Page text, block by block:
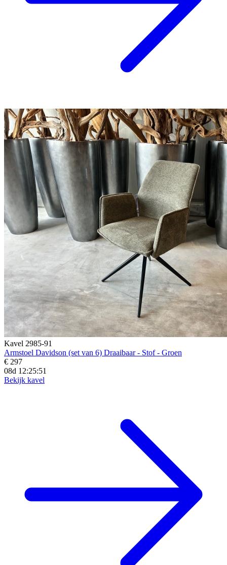
Kavel 2985-91
Armstoel Davidson (set van 6) Draaibaar - Stof - Groen
€ 297
08d 12:25:49
Bekijk kavel